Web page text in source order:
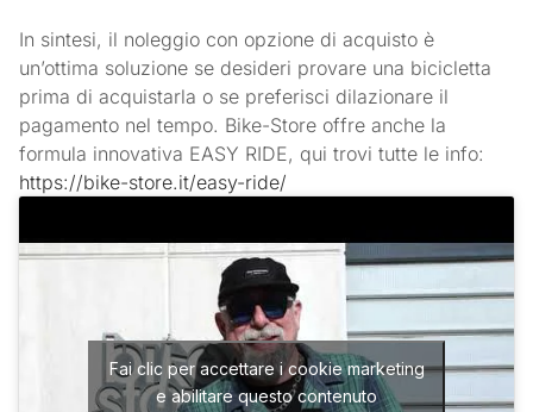
In sintesi, il noleggio con opzione di acquisto è
un’ottima soluzione se desideri provare una bicicletta
prima di acquistarla o se preferisci dilazionare il
pagamento nel tempo. Bike-Store offre anche la
formula innovativa EASY RIDE, qui trovi tutte le info:
https://bike-store.it/easy-ride/
Fai clic per accettare i cookie marketing
e abilitare questo contenuto